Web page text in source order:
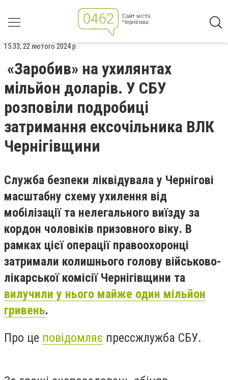
15:33, 22 лютого 2024 р.
«Заробив» на ухилянтах
мільйон доларів. У СБУ
розповіли подробиці
затримання ексочільника ВЛК
Чернігівщини
Служба безпеки ліквідувала у Чернігові
масштабну схему ухилення від
мобілізації та нелегального виїзду за
кордон чоловіків призовного віку. В
рамках цієї операції правоохоронці
затримали колишнього голову військово-
лікарської комісії Чернігівщини та
вилучили у нього майже один мільйон
гривень.
Про це повідомляє прессжлужба СБУ.